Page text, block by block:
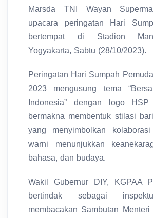
Marsda TNI Wayan
upacara peringatan Hari
bertempat di Stadion
Yogyakarta, Sabtu (28/10/2023).
Peringatan Hari Sumpah
2023 mengusung tema
Indonesia” dengan logo
bermakna membentuk stilasi
yang menyimbolkan
warni menunjukkan
bahasa, dan budaya.
Wakil Gubernur DIY, KGPAA
bertindak sebagai
membacakan Sambutan